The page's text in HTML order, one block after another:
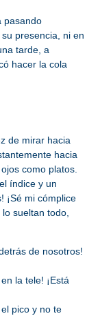
pasando
presencia, ni en
tarde, a
hacer la cola
de mirar hacia
hacia
como platos.
índice y un
¡Sé mi cómplice
sueltan todo,
de nosotros!
la tele! ¡Está
pico y no te